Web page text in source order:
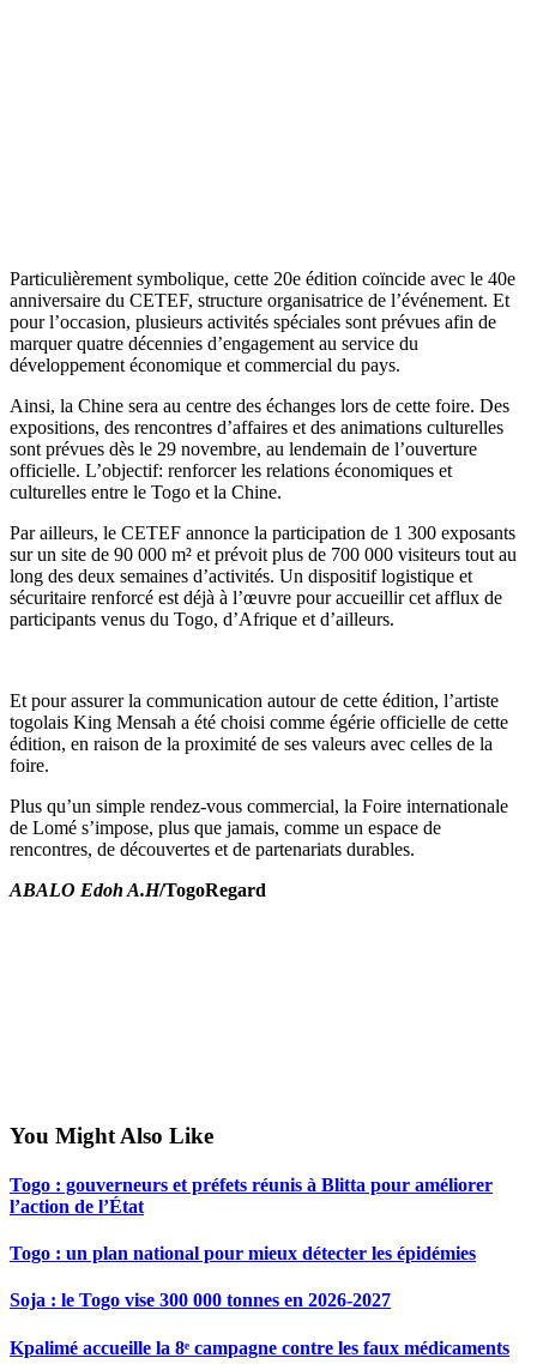
Particulièrement symbolique, cette 20e édition coïncide avec le 40e
anniversaire du CETEF, structure organisatrice de l’événement. Et
pour l’occasion, plusieurs activités spéciales sont prévues afin de
marquer quatre décennies d’engagement au service du
développement économique et commercial du pays.
Ainsi, la Chine sera au centre des échanges lors de cette foire. Des
expositions, des rencontres d’affaires et des animations culturelles
sont prévues dès le 29 novembre, au lendemain de l’ouverture
officielle. L’objectif: renforcer les relations économiques et
culturelles entre le Togo et la Chine.
Par ailleurs, le CETEF annonce la participation de 1 300 exposants
sur un site de 90 000 m² et prévoit plus de 700 000 visiteurs tout au
long des deux semaines d’activités. Un dispositif logistique et
sécuritaire renforcé est déjà à l’œuvre pour accueillir cet afflux de
participants venus du Togo, d’Afrique et d’ailleurs.
Et pour assurer la communication autour de cette édition, l’artiste
togolais King Mensah a été choisi comme égérie officielle de cette
édition, en raison de la proximité de ses valeurs avec celles de la
foire.
Plus qu’un simple rendez-vous commercial, la Foire internationale
de Lomé s’impose, plus que jamais, comme un espace de
rencontres, de découvertes et de partenariats durables.
ABALO Edoh A.H/TogoRegard
You Might Also Like
Togo : gouverneurs et préfets réunis à Blitta pour améliorer
l’action de l’État
Togo : un plan national pour mieux détecter les épidémies
Soja : le Togo vise 300 000 tonnes en 2026-2027
Kpalimé accueille la 8ᵉ campagne contre les faux médicaments